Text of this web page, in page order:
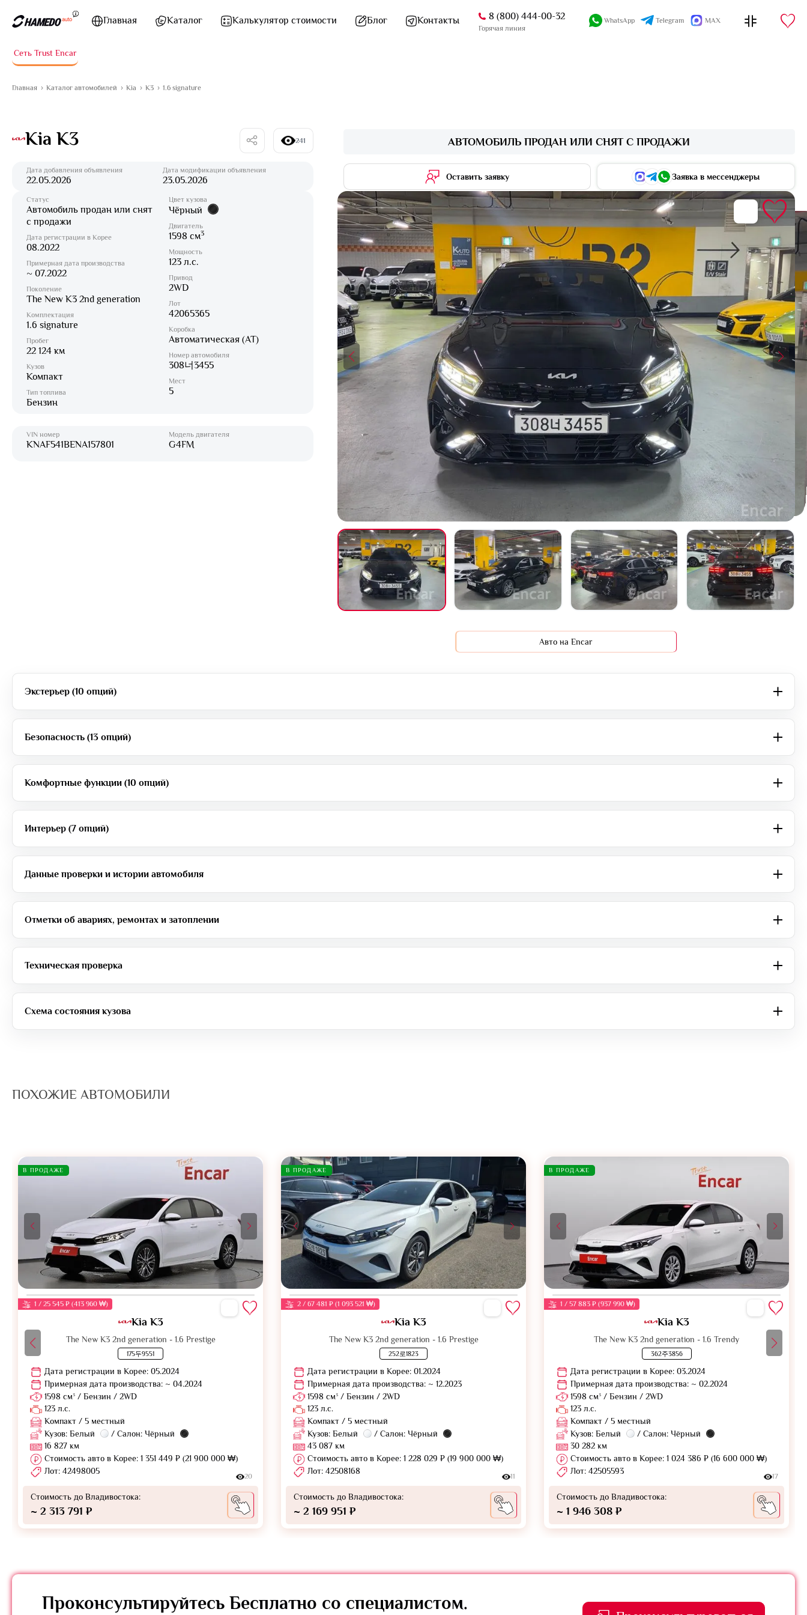
Главная
Каталог Калькулятор стоимости Блог Контакты 8 (800) 444-00-32
Горячая линия
WhatsApp Telegram MAX
Сеть Trust Encar
Главная Каталог автомобилей Kia K3 1.6 signature
Kia K3 241
Дата добавления объявления
22.05.2026
Дата модификации объявления
23.05.2026
АВТОМОБИЛЬ ПРОДАН ИЛИ СНЯТ С ПРОДАЖИ
Оставить заявку Заявка в мессенджеры
Статус
Автомобиль продан или снят
с продажи
Дата регистрации в Корее
08.2022
Примерная дата производства
~ 07.2022
Поколение
The New K3 2nd generation
Комплектация
1.6 signature
Пробег
22 124 км
Кузов
Компакт
Тип топлива
Бензин
Цвет кузова
Чёрный
Двигатель
1598 см3
Мощность
123 л.с.
Привод
2WD
Лот
42065365
Коробка
Автоматическая (AT)
Номер автомобиля
308너3455
Мест
5
VIN номер
KNAF541BENA157801
Модель двигателя
G4FM
Авто на Encar
Экстерьер (10 опций)
Безопасность (13 опций)
Комфортные функции (10 опций)
Интерьер (7 опций)
Данные проверки и истории автомобиля
Отметки об авариях, ремонтах и затоплении
Техническая проверка
Схема состояния кузова
ПОХОЖИЕ АВТОМОБИЛИ
В ПРОДАЖЕ
1 / 25 545 ₽ (413 960 ₩)
Kia K3
The New K3 2nd generation - 1.6 Prestige
175두9551
Дата регистрации в Корее: 05.2024
Примерная дата производства: ~ 04.2024
1598 см³ / Бензин / 2WD
123 л.с.
Компакт / 5 местный
Кузов: Белый
/ Салон: Чёрный
16 827 км
Стоимость авто в Корее: 1 351 449 ₽ (21 900 000 ₩)
Лот: 42498005
20
Стоимость до Владивостока:
~ 2 313 791 ₽
В ПРОДАЖЕ
2 / 67 481 ₽ (1 093 521 ₩)
Kia K3
The New K3 2nd generation - 1.6 Prestige
252로1823
Дата регистрации в Корее: 01.2024
Примерная дата производства: ~ 12.2023
1598 см³ / Бензин / 2WD
123 л.с.
Компакт / 5 местный
Кузов: Белый
/ Салон: Чёрный
43 087 км
Стоимость авто в Корее: 1 228 029 ₽ (19 900 000 ₩)
Лот: 42508168
11
Стоимость до Владивостока:
~ 2 169 951 ₽
В ПРОДАЖЕ
1 / 57 883 ₽ (937 990 ₩)
Kia K3
The New K3 2nd generation - 1.6 Trendy
362주3856
Дата регистрации в Корее: 03.2024
Примерная дата производства: ~ 02.2024
1598 см³ / Бензин / 2WD
123 л.с.
Компакт / 5 местный
Кузов: Белый
/ Салон: Чёрный
30 282 км
Стоимость авто в Корее: 1 024 386 ₽ (16 600 000 ₩)
Лот: 42505593
17
Стоимость до Владивостока:
~ 1 946 308 ₽
Проконсультируйтесь Бесплатно со специалистом.